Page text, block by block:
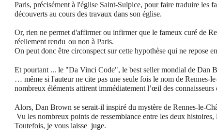
Paris, précisément à l'église Saint-Sulpice, pour faire traduire les
découverts au cours des travaux dans son église.
Or, rien ne permet d'affirmer ou infirmer que le fameux curé de
réellement rendu ou non à Paris.
On peut donc être circonspect sur cette hypothèse qui ne repose
Et pourtant ... le "Da Vinci Code", le best seller mondial de Dan
… même si l'auteur ne cite pas une seule fois le nom de Rennes-
nombreux éléments attirent immédiatement l’œil des connaisseurs
Alors, Dan Brown se serait-il inspiré du mystère de Rennes-le-
Vu les nombreux points de ressemblance entre les deux
Toutefois, je vous laisse juge.